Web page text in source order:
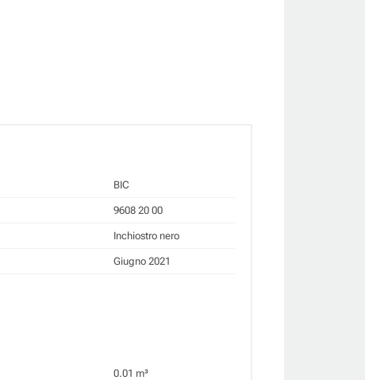
BIC
9608 20 00
Inchiostro nero
Giugno 2021
0.01 m³